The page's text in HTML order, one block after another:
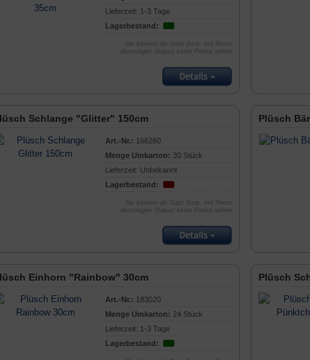
Lieferzeit: 1-3 Tage
Lagerbestand:
Sie können als Gast (bzw. mit Ihrem
derzeitigen Status) keine Preise sehen
Schlange "Glitter" 150cm
Art.-Nr.: 166260
Menge Umkarton: 30 Stück
Lieferzeit: Unbekannt
Lagerbestand:
Sie können als Gast (bzw. mit Ihrem
derzeitigen Status) keine Preise sehen
Plüsch
Einhorn "Rainbow" 30cm
Art.-Nr.: 183020
Menge Umkarton: 24 Stück
Lieferzeit: 1-3 Tage
Lagerbestand:
Plüsch